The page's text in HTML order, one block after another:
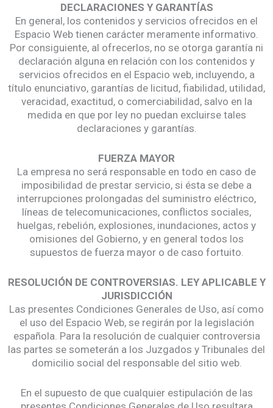
DECLARACIONES Y GARANTÍAS
En general, los contenidos y servicios ofrecidos en el
Espacio Web tienen carácter meramente informativo.
Por consiguiente, al ofrecerlos, no se otorga garantía ni
declaración alguna en relación con los contenidos y
servicios ofrecidos en el Espacio web, incluyendo, a
título enunciativo, garantías de licitud, fiabilidad, utilidad,
veracidad, exactitud, o comerciabilidad, salvo en la
medida en que por ley no puedan excluirse tales
declaraciones y garantías.
FUERZA MAYOR
La empresa no será responsable en todo en caso de
imposibilidad de prestar servicio, si ésta se debe a
interrupciones prolongadas del suministro eléctrico,
líneas de telecomunicaciones, conflictos sociales,
huelgas, rebelión, explosiones, inundaciones, actos y
omisiones del Gobierno, y en general todos los
supuestos de fuerza mayor o de caso fortuito.
RESOLUCIÓN DE CONTROVERSIAS. LEY APLICABLE Y
JURISDICCIÓN
Las presentes Condiciones Generales de Uso, así como
el uso del Espacio Web, se regirán por la legislación
española. Para la resolución de cualquier controversia
las partes se someterán a los Juzgados y Tribunales del
domicilio social del responsable del sitio web.
En el supuesto de que cualquier estipulación de las